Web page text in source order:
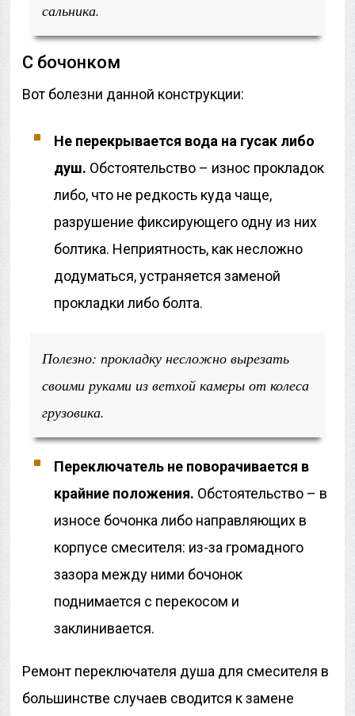
сальника.
С бочонком
Вот болезни данной конструкции:
Не перекрывается вода на гусак либо
душ. Обстоятельство – износ прокладок
либо, что не редкость куда чаще,
разрушение фиксирующего одну из них
болтика. Неприятность, как несложно
додуматься, устраняется заменой
прокладки либо болта.
Полезно: прокладку несложно вырезать
своими руками из ветхой камеры от колеса
грузовика.
Переключатель не поворачивается в
крайние положения. Обстоятельство – в
износе бочонка либо направляющих в
корпусе смесителя: из-за громадного
зазора между ними бочонок
поднимается с перекосом и
заклинивается.
Ремонт переключателя душа для смесителя в
большинстве случаев сводится к замене